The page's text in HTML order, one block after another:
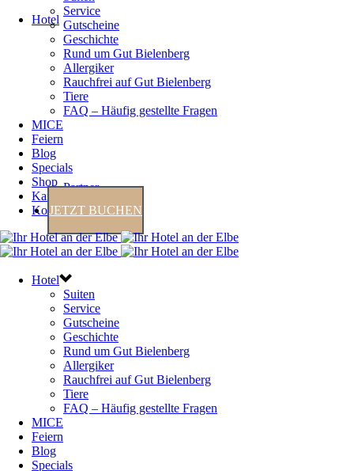
Hotel
Service
Gutscheine
Geschichte
Rund um Gut Bielenberg
Allergiker
Rauchfrei auf Gut Bielenberg
Tiere
FAQ – Häufig gestellte Fragen
MICE
Feiern
Blog
Specials
Shop
Karriere
Kontakt
Partner
JETZT BUCHEN
Hotel
Suiten
Service
Gutscheine
Geschichte
Rund um Gut Bielenberg
Allergiker
Rauchfrei auf Gut Bielenberg
Tiere
FAQ – Häufig gestellte Fragen
MICE
Feiern
Blog
Specials